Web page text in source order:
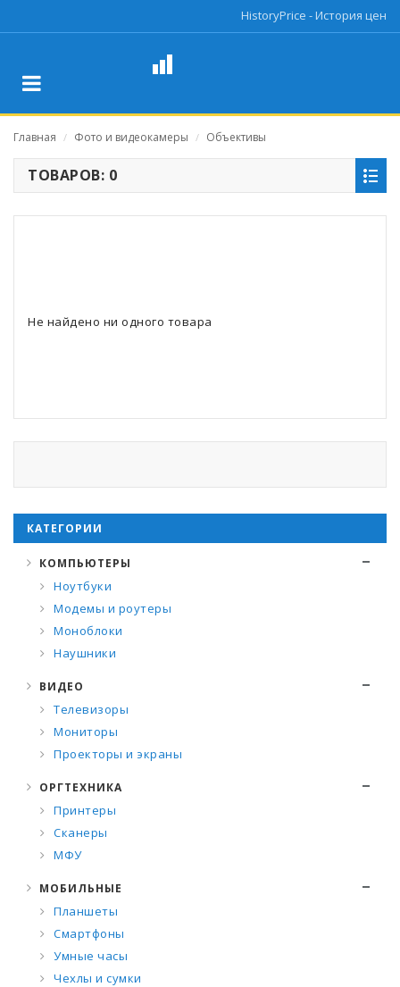
HistoryPrice - История цен
Главная / Фото и видеокамеры / Объективы
ТОВАРОВ: 0
Не найдено ни одного товара
КАТЕГОРИИ
КОМПЬЮТЕРЫ
Ноутбуки
Модемы и роутеры
Моноблоки
Наушники
ВИДЕО
Телевизоры
Мониторы
Проекторы и экраны
ОРГТЕХНИКА
Принтеры
Сканеры
МФУ
МОБИЛЬНЫЕ
Планшеты
Смартфоны
Умные часы
Чехлы и сумки